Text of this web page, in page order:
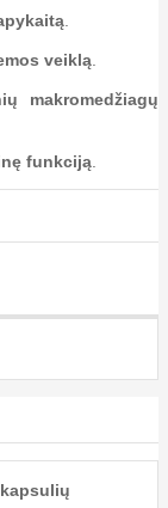
veiklą
makromedžiagų
funkciją
kapsulių